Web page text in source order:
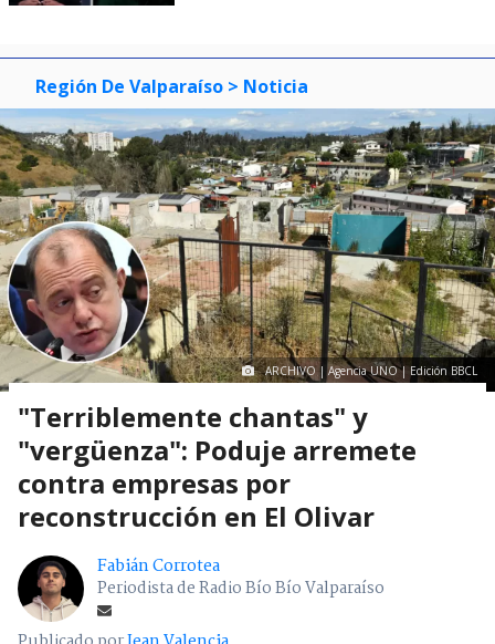
Región De Valparaíso > Noticia
ARCHIVO | Agencia UNO | Edición BBCL
"Terriblemente chantas" y
"vergüenza": Poduje arremete
contra empresas por
reconstrucción en El Olivar
Fabián Corrotea
Periodista de Radio Bío Bío Valparaíso